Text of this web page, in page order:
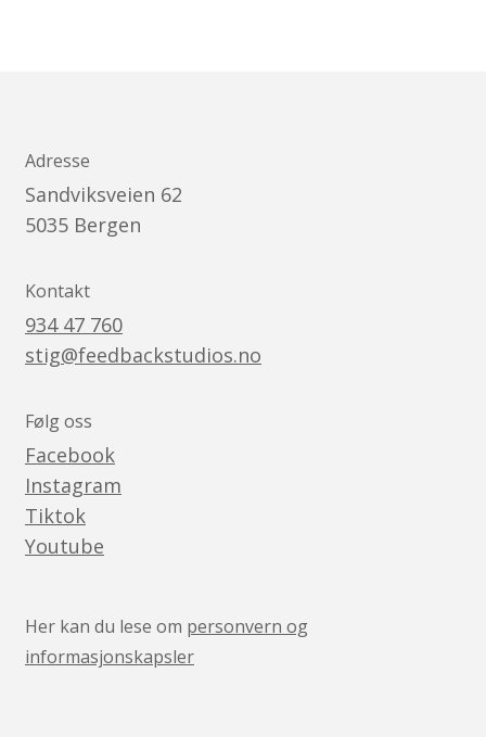
Adresse
Sandviksveien 62
5035 Bergen
Kontakt
934 47 760
stig@feedbackstudios.no
Følg oss
Facebook
Instagram
Tiktok
Youtube
Her kan du lese om personvern og
informasjonskapsler